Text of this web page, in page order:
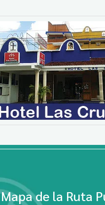
Mapa de la Ruta